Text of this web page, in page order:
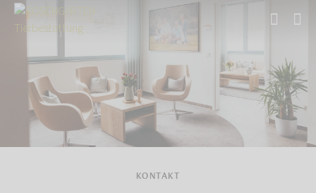
KONTAKT